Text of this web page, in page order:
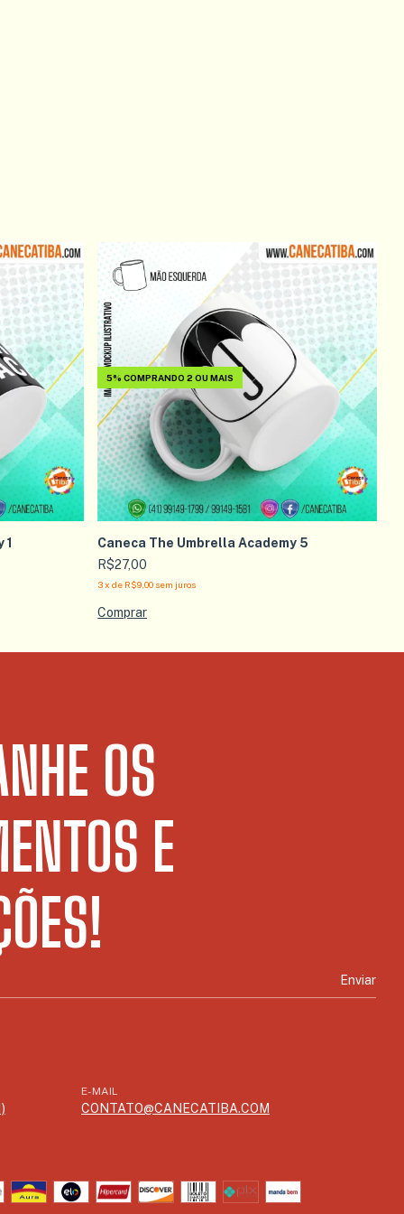
1
5%COMPRANDO 2 OU MAIS
Caneca The Umbrella Academy 5
R$27,00
3xde R$9,00 sem juros
OS
E
E-MAIL
CONTATO@CANECATIBA.COM